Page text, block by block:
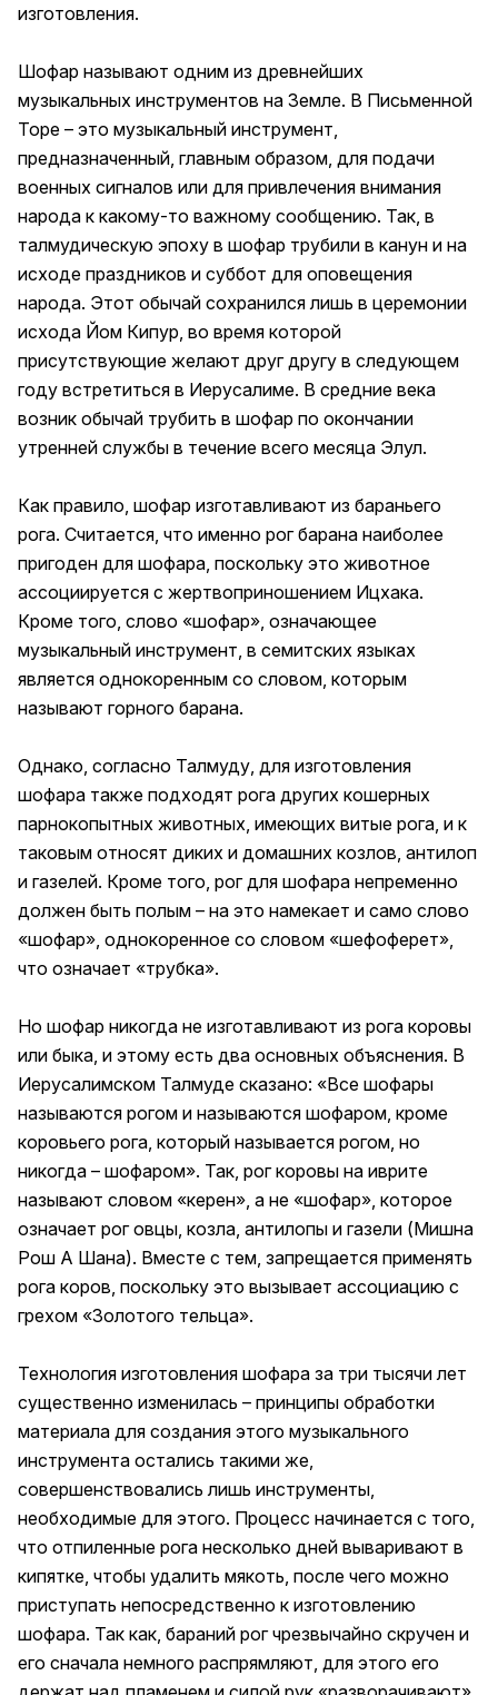
изготовления.
Шофар называют одним из древнейших
музыкальных инструментов на Земле. В Письменной
Торе – это музыкальный инструмент,
предназначенный, главным образом, для подачи
военных сигналов или для привлечения внимания
народа к какому-то важному сообщению. Так, в
талмудическую эпоху в шофар трубили в канун и на
исходе праздников и суббот для оповещения
народа. Этот обычай сохранился лишь в церемонии
исхода Йом Кипур, во время которой
присутствующие желают друг другу в следующем
году встретиться в Иерусалиме. В средние века
возник обычай трубить в шофар по окончании
утренней службы в течение всего месяца Элул.
Как правило, шофар изготавливают из бараньего
рога. Считается, что именно рог барана наиболее
пригоден для шофара, поскольку это животное
ассоциируется с жертвоприношением Ицхака.
Кроме того, слово «шофар», означающее
музыкальный инструмент, в семитских языках
является однокоренным со словом, которым
называют горного барана.
Однако, согласно Талмуду, для изготовления
шофара также подходят рога других кошерных
парнокопытных животных, имеющих витые рога, и к
таковым относят диких и домашних козлов, антилоп
и газелей. Кроме того, рог для шофара непременно
должен быть полым – на это намекает и само слово
«шофар», однокоренное со словом «шефоферет»,
что означает «трубка».
Но шофар никогда не изготавливают из рога коровы
или быка, и этому есть два основных объяснения. В
Иерусалимском Талмуде сказано: «Все шофары
называются рогом и называются шофаром, кроме
коровьего рога, который называется рогом, но
никогда – шофаром». Так, рог коровы на иврите
называют словом «керен», а не «шофар», которое
означает рог овцы, козла, антилопы и газели (Мишна
Рош А Шана). Вместе с тем, запрещается применять
рога коров, поскольку это вызывает ассоциацию с
грехом «Золотого тельца».
Технология изготовления шофара за три тысячи лет
существенно изменилась – принципы обработки
материала для создания этого музыкального
инструмента остались такими же,
совершенствовались лишь инструменты,
необходимые для этого. Процесс начинается с того,
что отпиленные рога несколько дней вываривают в
кипятке, чтобы удалить мякоть, после чего можно
приступать непосредственно к изготовлению
шофара. Так как, бараний рог чрезвычайно скручен и
его сначала немного распрямляют, для этого его